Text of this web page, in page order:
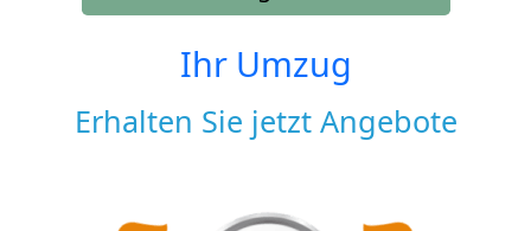
Ihr Umzug
Erhalten Sie jetzt Angebote